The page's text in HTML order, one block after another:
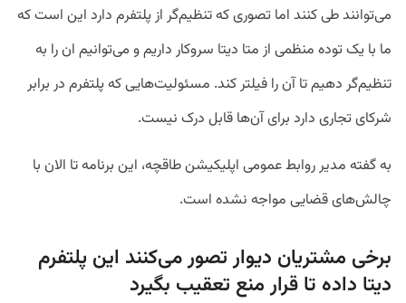
می‌توانند طی کنند اما تصوری که تنظیم‌گر از پلتفرم دارد این است که
ما با یک توده منظمی از متا دیتا سروکار داریم و می‌توانیم ان را به
تنظیم‌گر دهیم تا آن را فیلتر کند. مسئولیت‌هایی که پلتفرم در برابر
شرکای تجاری دارد برای آن‌ها قابل درک نیست.
به گفته مدیر روابط عمومی اپلیکیشن طاقچه، این برنامه تا الان با
چالش‌های قضایی مواجه نشده است.
برخی مشتریان دیوار تصور می‌کنند این پلتفرم
دیتا داده تا قرار منع تعقیب بگیرد